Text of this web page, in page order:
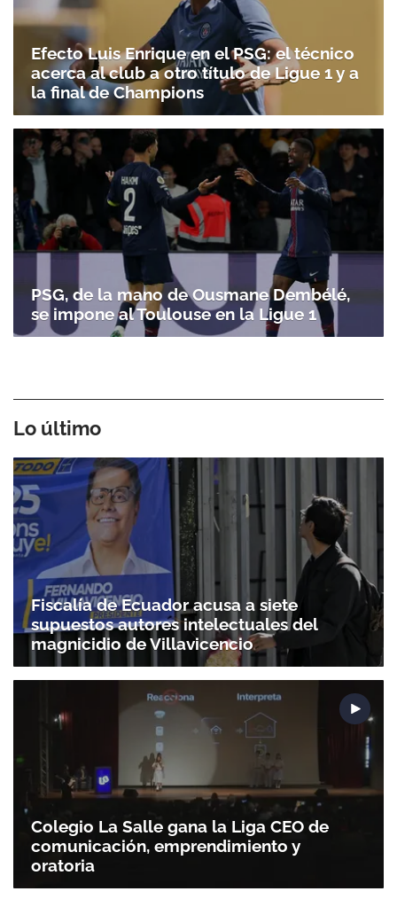
Efecto Luis Enrique en el PSG: el técnico
acerca al club a otro título de Ligue 1 y a
la final de Champions
PSG, de la mano de Ousmane Dembélé,
se impone al Toulouse en la Ligue 1
Lo último
Fiscalía de Ecuador acusa a siete
supuestos autores intelectuales del
magnicidio de Villavicencio
Colegio La Salle gana la Liga CEO de
comunicación, emprendimiento y
oratoria